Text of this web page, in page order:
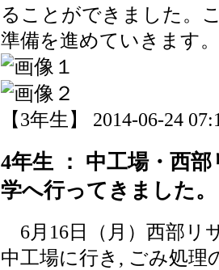
ることができました。
準備を進めていきます。
【3年生】 2014-06-24
4年生 ： 中工場・西
学へ行ってきました。
6月16日（月）西部リ
中工場に行き, ごみ処理